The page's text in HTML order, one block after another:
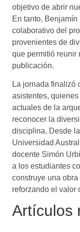
objetivo de abrir
En tanto,
colaborativo del
provenientes de
que permitió reunir
publicación.
La jornada finalizó
asistentes,
actuales de la
reconocer la
disciplina. Desde
Universidad
docente Simón
a los estudiantes
construye una
reforzando el valor
Artículos